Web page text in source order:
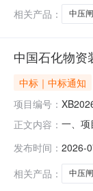
相关产品：
中压
中国石化物资
中标｜中标通知
项目编号：
正文内容： 一、
如果
发布时间： 2026-
相关产品：
中压